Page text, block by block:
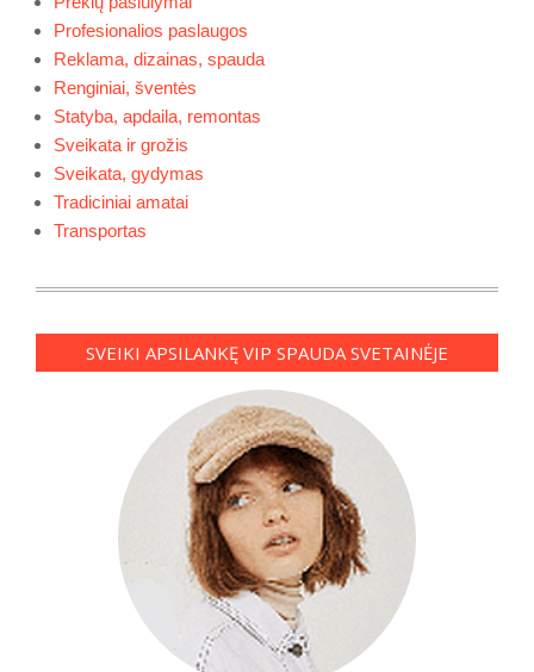
Profesionalios paslaugos
Reklama, dizainas, spauda
Renginiai, šventės
Statyba, apdaila, remontas
Sveikata ir grožis
Sveikata, gydymas
Tradiciniai amatai
Transportas
SVEIKI APSILANKĘ VIP SPAUDA SVETAINĖJE